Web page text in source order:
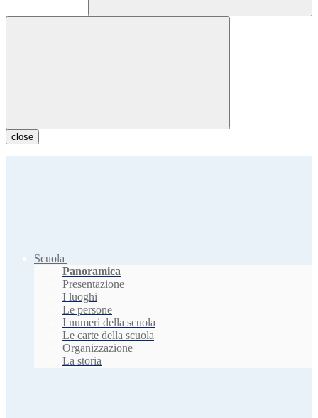
close
Scuola
Panoramica
Presentazione
I luoghi
Le persone
I numeri della scuola
Le carte della scuola
Organizzazione
La storia